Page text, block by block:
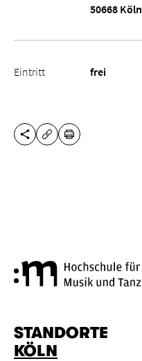
50668 Köln
Eintritt frei
DIESE SEITE TEILEN
URL KOPIEREN
DRUCKEN
STANDORTE
KÖLN